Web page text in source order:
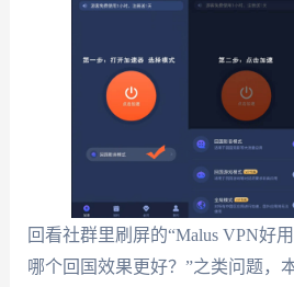
回看社群里刷屏的“Malus VPN好
哪个回国效果更好？”之类问题，